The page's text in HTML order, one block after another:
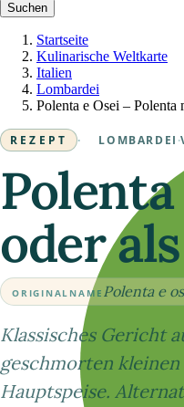
Suchen
Startseite
Kulinarische Weltkarte
Italien
Lombardei
Polenta e Osei –
REZEPT · LOMBARDEI ·
oder
ORIGINALNAME Polenta e
Klassisches Gericht
geschmorten
Hauptspeise.